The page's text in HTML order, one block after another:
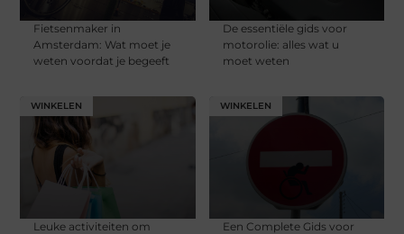
Fietsenmaker in
Amsterdam: Wat moet je
weten voordat je begeeft
De essentiële gids voor
motorolie: alles wat u
moet weten
WINKELEN
Leuke activiteiten om
WINKELEN
Een Complete Gids voor